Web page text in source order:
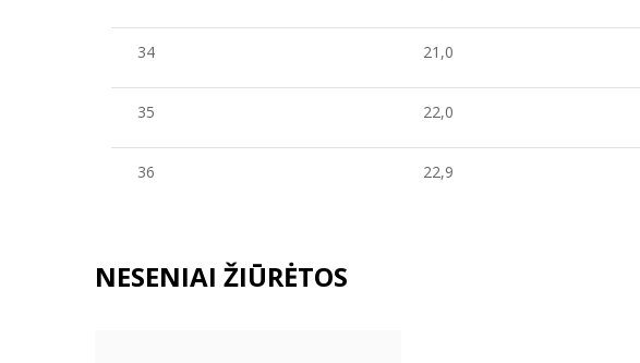
34 21,0
35 22,0
36 22,9
NESENIAI ŽIŪRĖTOS